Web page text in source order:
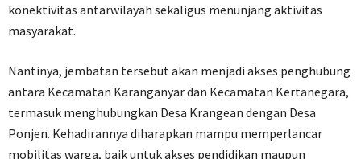
konektivitas antarwilayah sekaligus menunjang aktivitas
masyarakat.
Nantinya, jembatan tersebut akan menjadi akses penghubung
antara Kecamatan Karanganyar dan Kecamatan Kertanegara,
termasuk menghubungkan Desa Krangean dengan Desa
Ponjen. Kehadirannya diharapkan mampu memperlancar
mobilitas warga, baik untuk akses pendidikan maupun